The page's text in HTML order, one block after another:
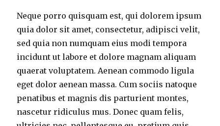
Neque porro quisquam est, qui dolorem ipsum
quia dolor sit amet, consectetur, adipisci velit,
sed quia non numquam eius modi tempora
incidunt ut labore et dolore magnam aliquam
quaerat voluptatem. Aenean commodo ligula
eget dolor aenean massa. Cum sociis natoque
penatibus et magnis dis parturient montes,
nascetur ridiculus mus. Donec quam felis,